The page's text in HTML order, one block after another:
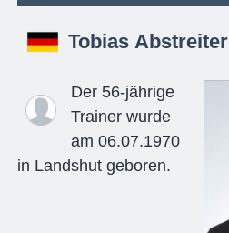
Tobias Abstreiter
Der 56-jährige
Trainer wurde
am 06.07.1970
in Landshut geboren.